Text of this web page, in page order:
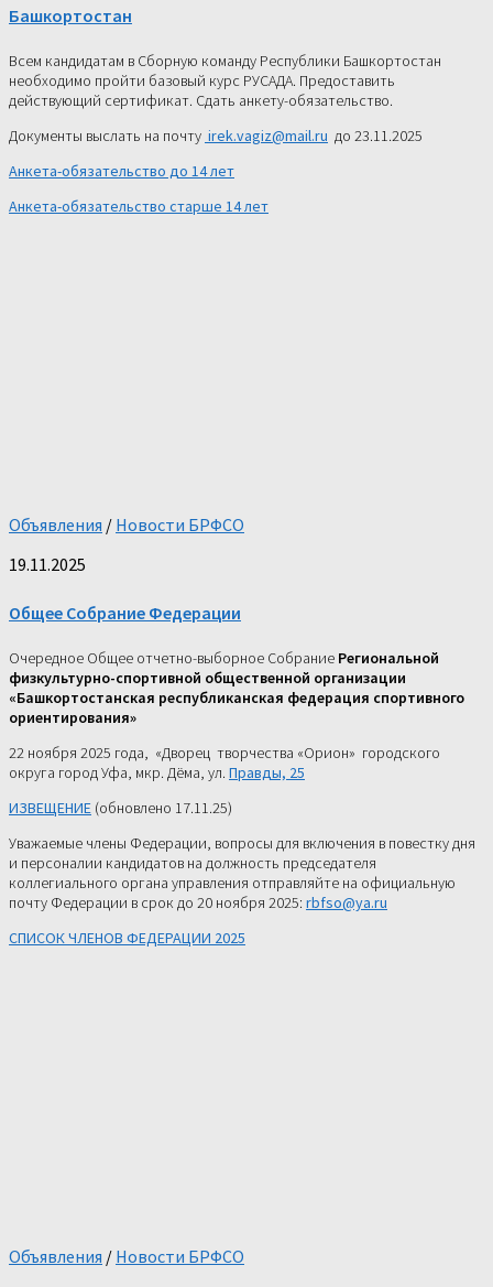
Башкортостан
Всем кандидатам в Сборную команду Республики Башкортостан
необходимо пройти базовый курс РУСАДА. Предоставить
действующий сертификат. Сдать анкету-обязательство.
Документы выслать на почту irek.vagiz@mail.ru до 23.11.2025
Анкета-обязательство до 14 лет
Анкета-обязательство старше 14 лет
Объявления / Новости БРФСО
19.11.2025
Общее Собрание Федерации
Очередное Общее отчетно-выборное Собрание Региональной
физкультурно-спортивной общественной организации
«Башкортостанская республиканская федерация спортивного
ориентирования»
22 ноября 2025 года, «Дворец творчества «Орион» городского
округа город Уфа, мкр. Дёма, ул. ​ Правды, 25
ИЗВЕЩЕНИЕ (обновлено 17.11.25)
Уважаемые члены Федерации, вопросы для включения в повестку дня
и персоналии кандидатов на должность председателя
коллегиального органа управления отправляйте на официальную
почту Федерации в срок до 20 ноября 2025: rbfso@ya.ru
СПИСОК ЧЛЕНОВ ФЕДЕРАЦИИ 2025
Объявления / Новости БРФСО